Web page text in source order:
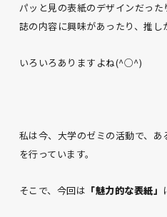
パッと見の表紙のデザインだっ
誌の内容に興味があったり、推し
いろいろありますよね(^○^)
私は今、大学のゼミの活動で、
を行っています。
そこで、今回は 「魅力的な表紙」